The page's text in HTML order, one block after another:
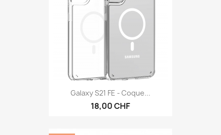
Galaxy S21 FE - Coque...
18,00 CHF